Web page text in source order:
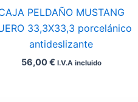
PELDAÑO MUSTANG
33,3X33,3 porcelánico
antideslizante
56,00€ I.V.A incluido